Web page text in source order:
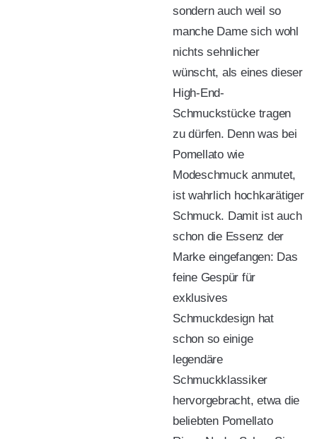
sondern auch weil so
manche Dame sich wohl
nichts sehnlicher
wünscht, als eines dieser
High-End-
Schmuckstücke tragen
zu dürfen. Denn was bei
Pomellato wie
Modeschmuck anmutet,
ist wahrlich hochkarätiger
Schmuck. Damit ist auch
schon die Essenz der
Marke eingefangen: Das
feine Gespür für
exklusives
Schmuckdesign hat
schon so einige
legendäre
Schmuckklassiker
hervorgebracht, etwa die
beliebten Pomellato